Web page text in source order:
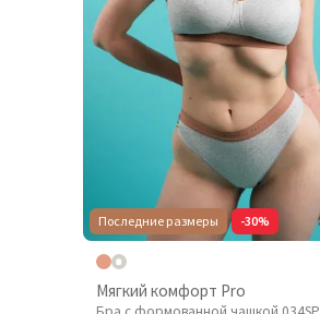
Последние размеры -30%
Мягкий комфорт Pro